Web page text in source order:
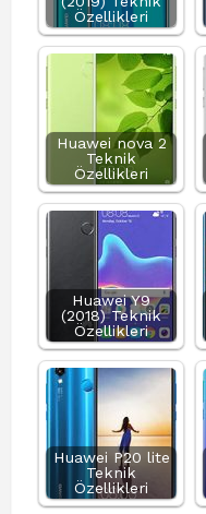
Özellikleri
Huawei nova 2
Teknik
Özellikleri
Huawei Y9
(2018) Teknik
Özellikleri
Huawei P20 lite
Teknik
Özellikleri